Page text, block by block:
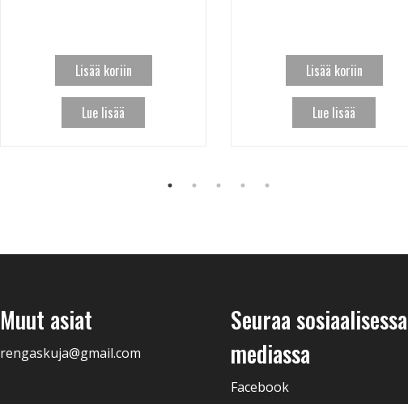
Lisää koriin
Lue lisää
Lisää koriin
Lue lisää
Muut asiat
rengaskuja@gmail.com
Seuraa sosiaalisessa
mediassa
Facebook